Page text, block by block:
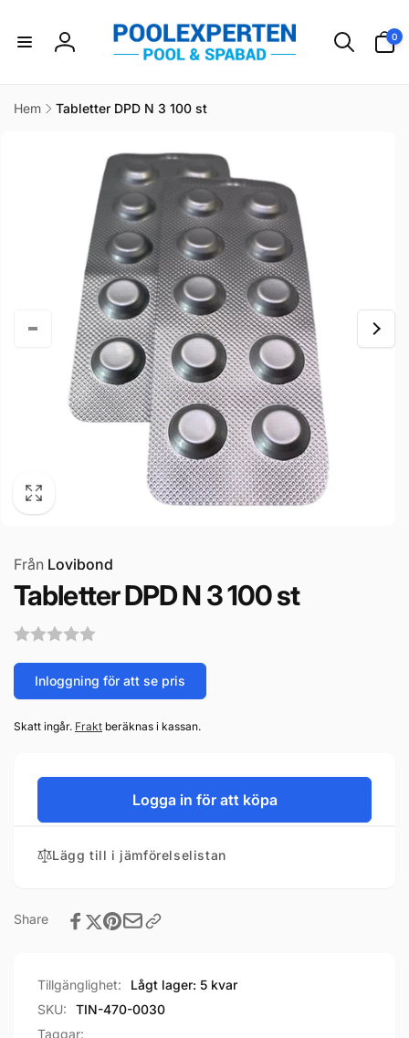
innehåll
Logga
0
artiklar
Hem
Tabletter DPD N 3 100 st
Från Lovibond
Tabletter DPD N 3 100 st
Inloggning för att se pris
Skatt ingår. Frakt beräknas i kassan.
Logga in för att köpa
Lägg till i jämförelselistan
Share
Tillgänglighet:
Lågt lager: 5 kvar
SKU:
TIN-470-0030
Taggar: